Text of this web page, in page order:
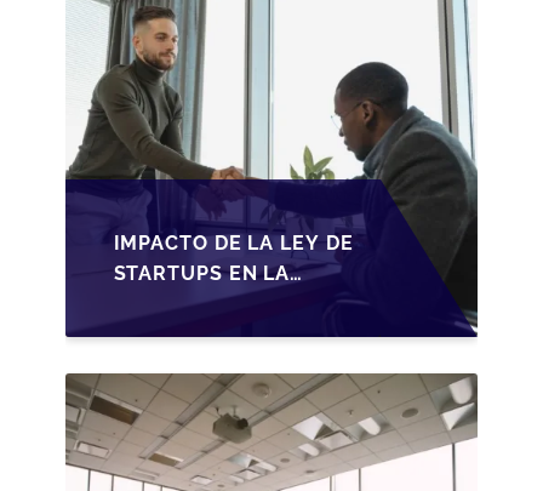
IMPACTO DE LA LEY DE
STARTUPS EN LA
TRANSMISIÓN DE
PYMES ESPAÑOLAS